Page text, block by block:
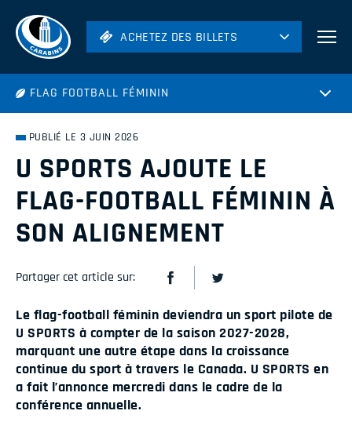
ACHETEZ DES BILLETS
Hockey
ACHETEZ DES BILLETS
FLAG FOOTBALL FÉMININ
PUBLIÉ LE 3 JUIN 2026
U SPORTS AJOUTE LE
FLAG-FOOTBALL FÉMININ À
SON ALIGNEMENT
Partager cet article sur:
Le flag-football féminin deviendra un sport pilote de
U SPORTS à compter de la saison 2027-2028,
marquant une autre étape dans la croissance
continue du sport à travers le Canada. U SPORTS en
a fait l’annonce mercredi dans le cadre de la
conférence annuelle.